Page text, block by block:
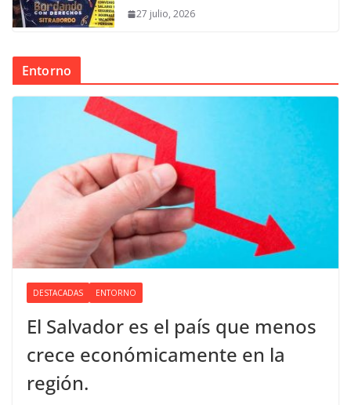
27 julio, 2026
Entorno
DESTACADAS ENTORNO
El Salvador es el país que menos
crece económicamente en la
región.